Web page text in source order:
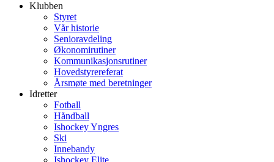
Klubben
Styret
Vår historie
Senioravdeling
Økonomirutiner
Kommunikasjonsrutiner
Hovedstyrereferat
Årsmøte med beretninger
Idretter
Fotball
Håndball
Ishockey Yngres
Ski
Innebandy
Ishockey Elite